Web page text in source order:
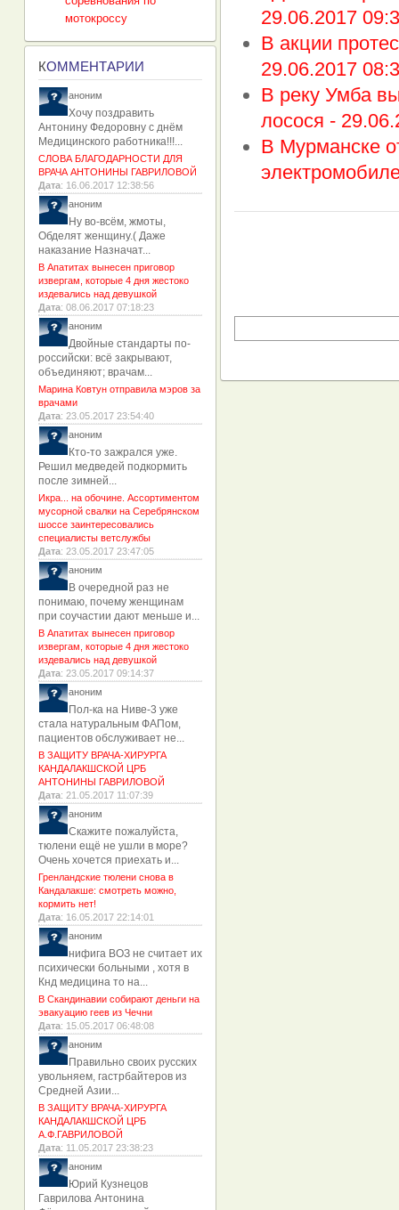
29.06.2017
В акции
29.06.2017
В реку Умба
лосося -
В Мурманске
мотокроссу
КОММЕНТАРИИ
аноним
Хочу поздравить
Антонину Федоровну с днём
Медицинского работника!!!...
СЛОВА БЛАГОДАРНОСТИ ДЛЯ
ВРАЧА АНТОНИНЫ ГАВРИЛОВОЙ
Дата: 16.06.2017 12:38:56
аноним
Ну во-всём, жмоты,
Обделят женщину.( Даже
наказание Назначат...
В Апатитах вынесен приговор
извергам, которые 4 дня жестоко
издевались над девушкой
Дата: 08.06.2017 07:18:23
аноним
Двойные стандарты по-
российски: всё закрывают,
объединяют; врачам...
Марина Ковтун отправила мэров за
врачами
Дата: 23.05.2017 23:54:40
аноним
Кто-то зажрался уже.
Решил медведей подкормить
после зимней...
Икра... на обочине. Ассортиментом
мусорной свалки на Серебрянском
шоссе заинтересовались
специалисты ветслужбы
Дата: 23.05.2017 23:47:05
аноним
В очередной раз не
понимаю, почему женщинам
при соучастии дают меньше и...
В Апатитах вынесен приговор
извергам, которые 4 дня жестоко
издевались над девушкой
Дата: 23.05.2017 09:14:37
аноним
Пол-ка на Ниве-3 уже
стала натуральным ФАПом,
пациентов обслуживает не...
В ЗАЩИТУ ВРАЧА-ХИРУРГА
КАНДАЛАКШСКОЙ ЦРБ
АНТОНИНЫ ГАВРИЛОВОЙ
Дата: 21.05.2017 11:07:39
аноним
Скажите пожалуйста,
тюлени ещё не ушли в море?
Очень хочется приехать и...
Гренландские тюлени снова в
Кандалакше: смотреть можно,
кормить нет!
Дата: 16.05.2017 22:14:01
аноним
нифига ВОЗ не считает их
психически больными , хотя в
Кнд медицина то на...
В Скандинавии собирают деньги на
эвакуацию геев из Чечни
Дата: 15.05.2017 06:48:08
аноним
Правильно своих русских
увольняем, гастрбайтеров из
Средней Азии...
В ЗАЩИТУ ВРАЧА-ХИРУРГА
КАНДАЛАКШСКОЙ ЦРБ
А.Ф.ГАВРИЛОВОЙ
Дата: 11.05.2017 23:38:23
аноним
Юрий Кузнецов
Гаврилова Антонина